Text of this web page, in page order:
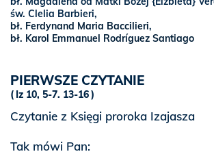
św. Clelia Barbieri,
bł. Ferdynand Maria Baccilieri,
bł. Karol Emmanuel Rodríguez Santiago
PIERWSZE CZYTANIE
Iz 10, 5-7. 13-16
Czytanie z Księgi proroka Izajasza
Tak mówi Pan: